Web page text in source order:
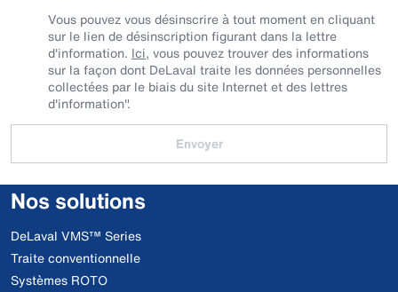
Vous pouvez vous désinscrire à tout moment en cliquant
sur le lien de désinscription figurant dans la lettre
d'information. Ici, vous pouvez trouver des informations
sur la façon dont DeLaval traite les données personnelles
collectées par le biais du site Internet et des lettres
d'information".
Envoyer
Nos solutions
DeLaval VMS™ Series
Traite conventionnelle
Systèmes ROTO